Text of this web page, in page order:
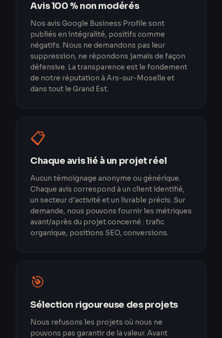
Avis 100 % non modérés
Nos avis Google Business Profile sont
publiés en intégralité, positifs comme
négatifs. Nous ne demandons pas leur
suppression, ne répondons jamais de façon
défensive. La transparence est le fondement
de notre réputation à Ars-sur-Moselle et
dans tout le Grand Est.
📋
Chaque avis lié à un projet réel
Aucun témoignage anonyme ou générique.
Chaque avis correspond à un client identifié,
un secteur d'activité et un livrable précis. Sur
demande, nous pouvons fournir les métriques
avant/après du projet concerné : trafic
organique, positions SEO, conversions.
🎯
Sélection rigoureuse des projets
Nous refusons les projets où nous ne
pouvons pas garantir de la valeur. Avant